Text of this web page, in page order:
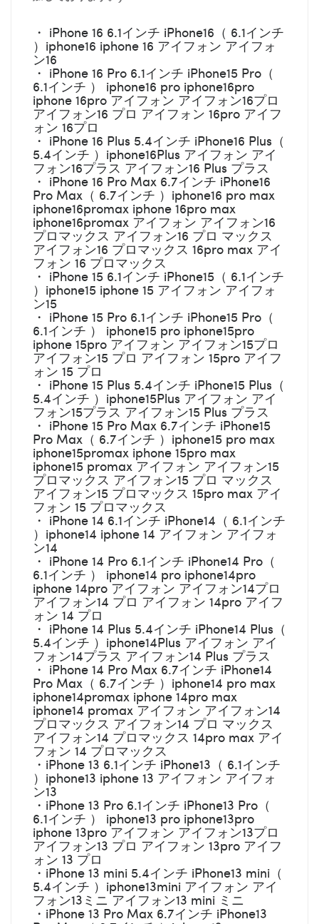
・ iPhone 16 6.1インチ iPhone16（ 6.1インチ
）iphone16 iphone 16 アイフォン アイフォ
ン16
・ iPhone 16 Pro 6.1インチ iPhone15 Pro（
6.1インチ ） iphone16 pro iphone16pro
iphone 16pro アイフォン アイフォン16プロ
アイフォン16 プロ アイフォン 16pro アイフ
ォン 16プロ
・ iPhone 16 Plus 5.4インチ iPhone16 Plus（
5.4インチ ）iphone16Plus アイフォン アイ
フォン16プラス アイフォン16 Plus プラス
・ iPhone 16 Pro Max 6.7インチ iPhone16
Pro Max（ 6.7インチ ）iphone16 pro max
iphone16promax iphone 16pro max
iphone16promax アイフォン アイフォン16
プロマックス アイフォン16 プロ マックス
アイフォン16 プロマックス 16pro max アイ
フォン 16 プロマックス
・ iPhone 15 6.1インチ iPhone15（ 6.1インチ
）iphone15 iphone 15 アイフォン アイフォ
ン15
・ iPhone 15 Pro 6.1インチ iPhone15 Pro（
6.1インチ ） iphone15 pro iphone15pro
iphone 15pro アイフォン アイフォン15プロ
アイフォン15 プロ アイフォン 15pro アイフ
ォン 15 プロ
・ iPhone 15 Plus 5.4インチ iPhone15 Plus（
5.4インチ ）iphone15Plus アイフォン アイ
フォン15プラス アイフォン15 Plus プラス
・ iPhone 15 Pro Max 6.7インチ iPhone15
Pro Max（ 6.7インチ ）iphone15 pro max
iphone15promax iphone 15pro max
iphone15 promax アイフォン アイフォン15
プロマックス アイフォン15 プロ マックス
アイフォン15 プロマックス 15pro max アイ
フォン 15 プロマックス
・ iPhone 14 6.1インチ iPhone14（ 6.1インチ
）iphone14 iphone 14 アイフォン アイフォ
ン14
・ iPhone 14 Pro 6.1インチ iPhone14 Pro（
6.1インチ ） iphone14 pro iphone14pro
iphone 14pro アイフォン アイフォン14プロ
アイフォン14 プロ アイフォン 14pro アイフ
ォン 14 プロ
・ iPhone 14 Plus 5.4インチ iPhone14 Plus（
5.4インチ ）iphone14Plus アイフォン アイ
フォン14プラス アイフォン14 Plus プラス
・ iPhone 14 Pro Max 6.7インチ iPhone14
Pro Max（ 6.7インチ ）iphone14 pro max
iphone14promax iphone 14pro max
iphone14 promax アイフォン アイフォン14
プロマックス アイフォン14 プロ マックス
アイフォン14 プロマックス 14pro max アイ
フォン 14 プロマックス
・iPhone 13 6.1インチ iPhone13（ 6.1インチ
）iphone13 iphone 13 アイフォン アイフォ
ン13
・iPhone 13 Pro 6.1インチ iPhone13 Pro（
6.1インチ ） iphone13 pro iphone13pro
iphone 13pro アイフォン アイフォン13プロ
アイフォン13 プロ アイフォン 13pro アイフ
ォン 13 プロ
・iPhone 13 mini 5.4インチ iPhone13 mini（
5.4インチ ）iphone13mini アイフォン アイ
フォン13ミニ アイフォン13 mini ミニ
・iPhone 13 Pro Max 6.7インチ iPhone13